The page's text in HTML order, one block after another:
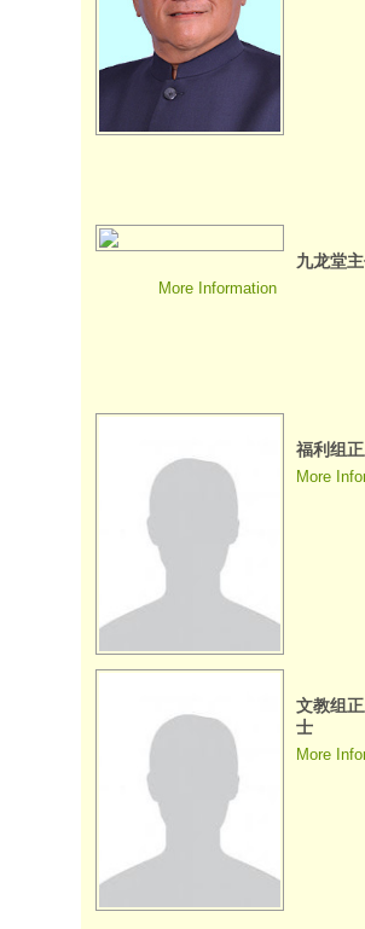
九龙堂
More Information
福利组
More
文教组
士
More